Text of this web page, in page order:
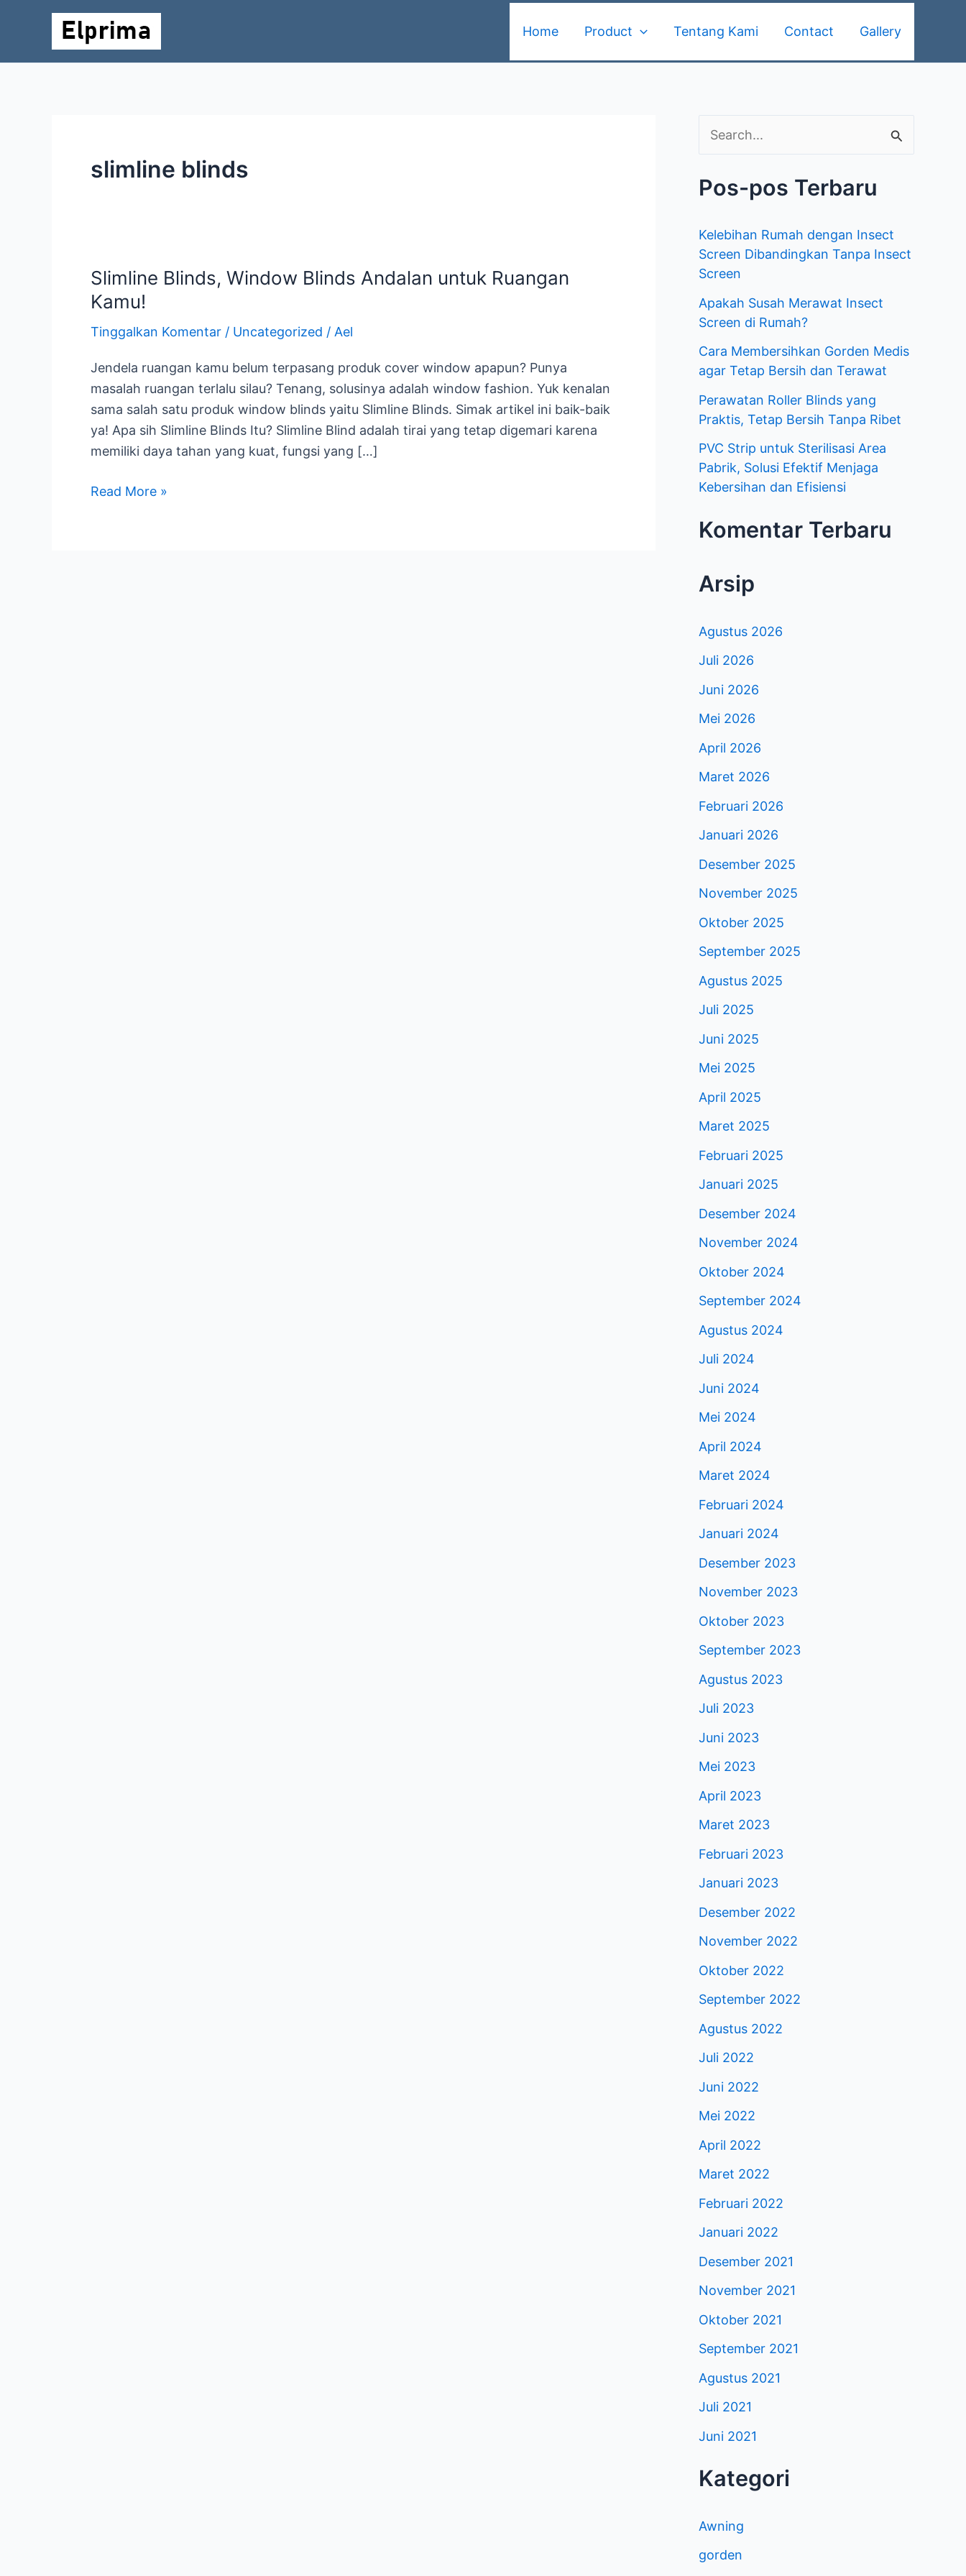
Home Product Tentang Kami Contact Gallery
slimline blinds
Slimline Blinds, Window Blinds Andalan untuk Ruangan
Kamu!
Tinggalkan Komentar / Uncategorized / Ael
Jendela ruangan kamu belum terpasang produk cover window apapun? Punya
masalah ruangan terlalu silau? Tenang, solusinya adalah window fashion. Yuk kenalan
sama salah satu produk window blinds yaitu Slimline Blinds. Simak artikel ini baik-baik
ya! Apa sih Slimline Blinds Itu? Slimline Blind adalah tirai yang tetap digemari karena
memiliki daya tahan yang kuat, fungsi yang […]
Slimline
Blinds,
Blinds
Read More »
u
n
u
k
:
Pos-pos Terbaru
Kelebihan Rumah dengan Insect
Screen Dibandingkan Tanpa Insect
Screen
Apakah Susah Merawat Insect
Screen di Rumah?
Cara Membersihkan Gorden Medis
agar Tetap Bersih dan Terawat
Perawatan Roller Blinds yang
Praktis, Tetap Bersih Tanpa Ribet
PVC Strip untuk Sterilisasi Area
Pabrik, Solusi Efektif Menjaga
Kebersihan dan Efisiensi
Komentar Terbaru
Arsip
Agustus 2026
Juli 2026
Juni 2026
Mei 2026
April 2026
Maret 2026
Februari 2026
Januari 2026
Desember 2025
November 2025
Oktober 2025
September 2025
Agustus 2025
Juli 2025
Juni 2025
Mei 2025
April 2025
Maret 2025
Februari 2025
Januari 2025
Desember 2024
November 2024
Oktober 2024
September 2024
Agustus 2024
Juli 2024
Juni 2024
Mei 2024
April 2024
Maret 2024
Februari 2024
Januari 2024
Desember 2023
November 2023
Oktober 2023
September 2023
Agustus 2023
Juli 2023
Juni 2023
Mei 2023
April 2023
Maret 2023
Februari 2023
Januari 2023
Desember 2022
November 2022
Oktober 2022
September 2022
Agustus 2022
Juli 2022
Juni 2022
Mei 2022
April 2022
Maret 2022
Februari 2022
Januari 2022
Desember 2021
November 2021
Oktober 2021
September 2021
Agustus 2021
Juli 2021
Juni 2021
Kategori
Awning
gorden